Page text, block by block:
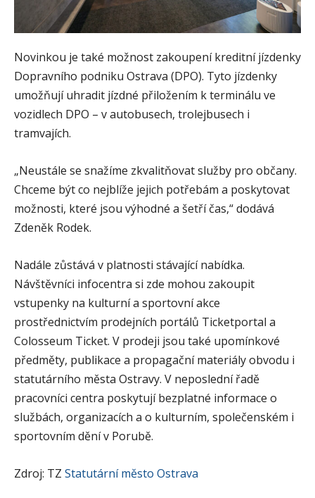
Novinkou je také možnost zakoupení kreditní jízdenky
Dopravního podniku Ostrava (DPO). Tyto jízdenky
umožňují uhradit jízdné přiložením k terminálu ve
vozidlech DPO – v autobusech, trolejbusech i
tramvajích.
„Neustále se snažíme zkvalitňovat služby pro občany.
Chceme být co nejblíže jejich potřebám a poskytovat
možnosti, které jsou výhodné a šetří čas,“ dodává
Zdeněk Rodek.
Nadále zůstává v platnosti stávající nabídka.
Návštěvníci infocentra si zde mohou zakoupit
vstupenky na kulturní a sportovní akce
prostřednictvím prodejních portálů Ticketportal a
Colosseum Ticket. V prodeji jsou také upomínkové
předměty, publikace a propagační materiály obvodu i
statutárního města Ostravy. V neposlední řadě
pracovníci centra poskytují bezplatné informace o
službách, organizacích a o kulturním, společenském i
sportovním dění v Porubě.
Zdroj: TZ Statutární město Ostrava